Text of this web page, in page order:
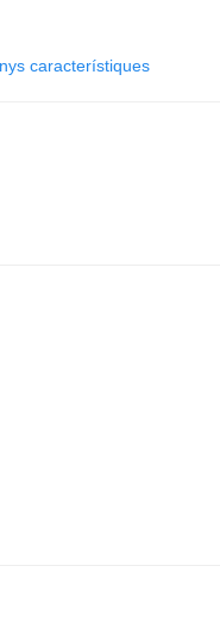
característiques